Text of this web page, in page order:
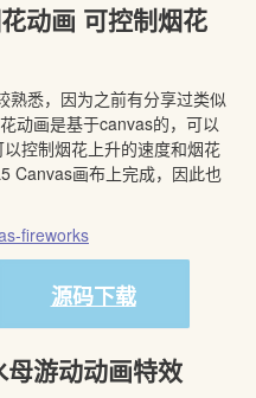
动画 可控制烟花
熟悉，因为之前有分享过类似
动画是基于canvas的，可以
控制烟花上升的速度和烟花
Canvas画布上完成，因此也
源码下载
游动动画特效